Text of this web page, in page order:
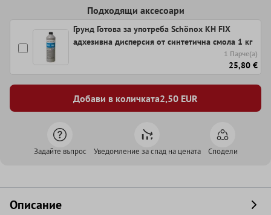
Подходящи аксесоари
Грунд Готова за употреба Schönox KH FIX
адхезивна дисперсия от синтетична смола 1 кг
1 Парче(а)
25,80 €
Добави в количката2,50 EUR
Задайте въпрос Уведомление за спад на цената Сподели
Описание